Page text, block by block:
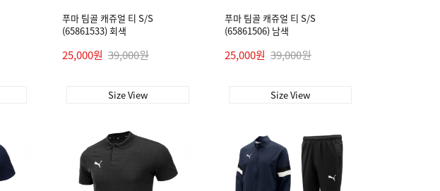
푸마 팀골 캐쥬얼 티 S/S
(65861533) 회색
25,000원 39,000원
Size View
푸마 팀골 캐쥬얼 티 S/S
(65861506) 남색
25,000원 39,000원
Size View